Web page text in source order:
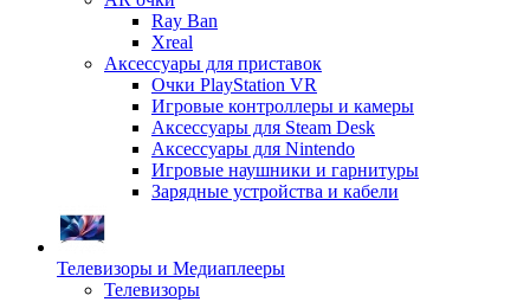
Ray Ban
Xreal
Аксессуары для приставок
Очки PlayStation VR
Игровые контроллеры и камеры
Аксессуары для Steam Desk
Аксессуары для Nintendo
Игровые наушники и гарнитуры
Зарядные устройства и кабели
Телевизоры и Медиаплееры
Телевизоры